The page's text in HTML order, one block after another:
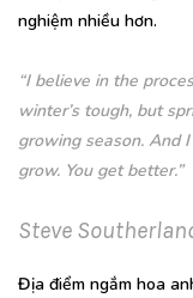
nghiệm nhiều hơn.
“I believe in the
winter’s tough, but
growing season. And
grow. You get better.”
Steve
Địa điểm ngắm hoa